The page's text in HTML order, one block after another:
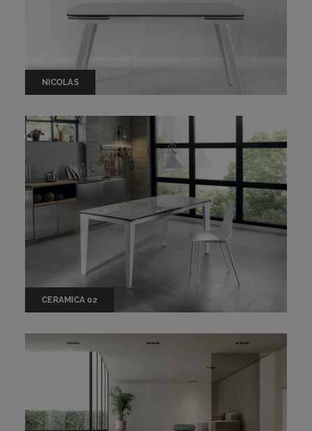
NICOLAS
CERAMICA 02